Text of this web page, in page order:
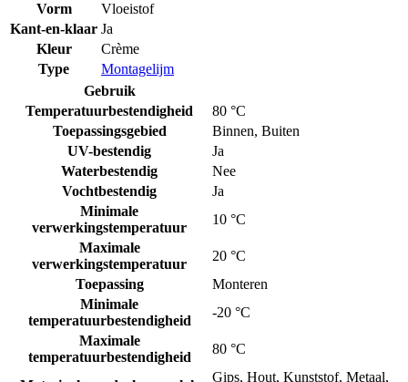
Vorm
Vloeistof
Kant-en-klaar Ja
Kleur
Crème
Type
Montagelijm
Gebruik
Temperatuurbestendigheid
80 °C
Toepassingsgebied
Binnen, Buiten
UV-bestendig
Ja
Waterbestendig
Nee
Vochtbestendig
Ja
Minimale
verwerkingstemperatuur
10 °C
Maximale
verwerkingstemperatuur
20 °C
Toepassing
Monteren
Minimale
temperatuurbestendigheid
-20 °C
Maximale
temperatuurbestendigheid
80 °C
Gips, Hout, Kunststof, Metaal,